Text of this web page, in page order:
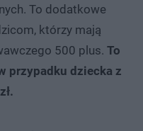
To dodatkowe
którzy mają
500 plus. To
przypadku dziecka z